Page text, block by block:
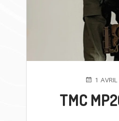
PUBLIÉ
1
TMC